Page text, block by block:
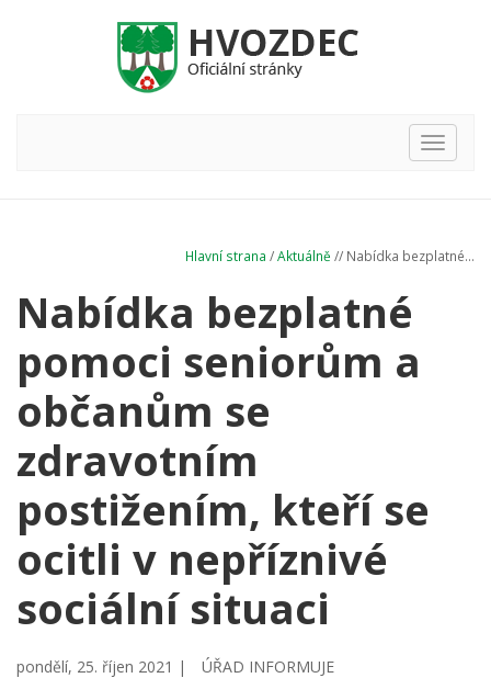
Hlavní
nabídka
Hlavní strana /Aktuálně // Nabídka bezplatné...
Nabídka bezplatné
pomoci seniorům a
občanům se
zdravotním
postižením, kteří se
ocitli v nepříznivé
sociální situaci
pondělí, 25. říjen 2021 |
ÚŘAD INFORMUJE